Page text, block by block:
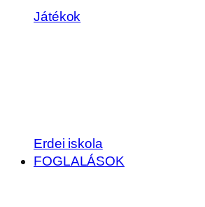
Játékok
Erdei iskola
FOGLALÁSOK